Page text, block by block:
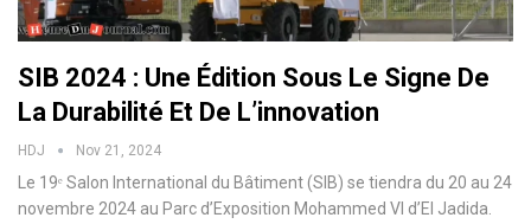
SIB 2024 : Une Édition Sous Le Signe De
La Durabilité Et De L’innovation
HDJ Nov 21, 2024
Le 19ᵉ Salon International du Bâtiment (SIB) se tiendra du 20 au 24
novembre 2024 au Parc d’Exposition Mohammed VI d’El Jadida.